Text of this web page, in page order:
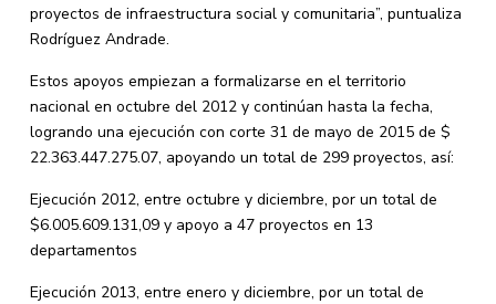
proyectos de infraestructura social y comunitaria”, puntualiza
Rodríguez Andrade.
Estos apoyos empiezan a formalizarse en el territorio
nacional en octubre del 2012 y continúan hasta la fecha,
logrando una ejecución con corte 31 de mayo de 2015 de $
22.363.447.275.07, apoyando un total de 299 proyectos, así:
Ejecución 2012, entre octubre y diciembre, por un total de
$6.005.609.131,09 y apoyo a 47 proyectos en 13
departamentos
Ejecución 2013, entre enero y diciembre, por un total de